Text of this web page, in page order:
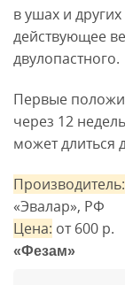
в ушах и
действующее
двулопастного.
Первые
через 12
может длиться
Производитель:
«Эвалар», РФ
Цена: от 600 р.
«Фезам»